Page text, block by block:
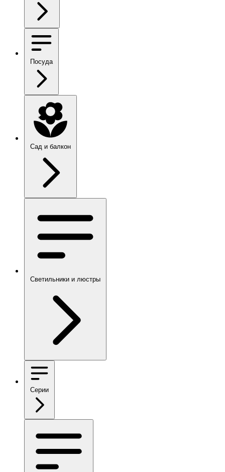
Посуда
Сад и балкон
Светильники и люстры
Серии